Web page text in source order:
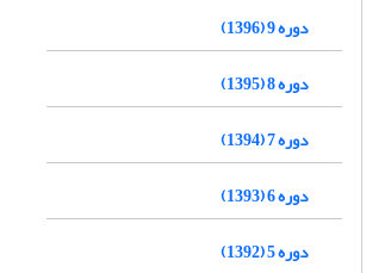
دوره 9 (1396)
دوره 8 (1395)
دوره 7 (1394)
دوره 6 (1393)
دوره 5 (1392)